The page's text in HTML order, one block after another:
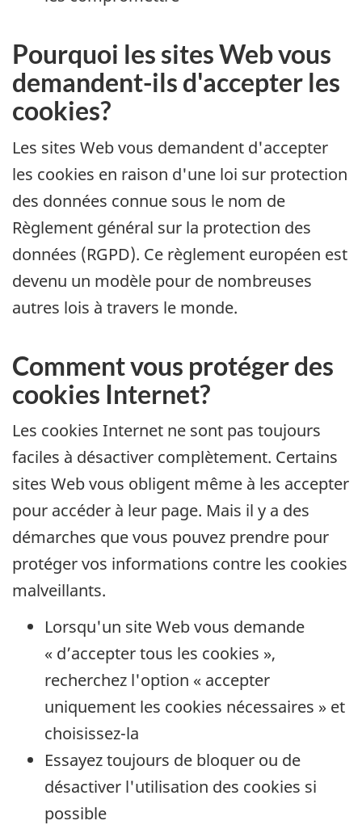
Pourquoi les sites Web vous
demandent-ils d'accepter les
cookies?
Les sites Web vous demandent d'accepter
les cookies en raison d'une loi sur protection
des données connue sous le nom de
Règlement général sur la protection des
données (RGPD). Ce règlement européen est
devenu un modèle pour de nombreuses
autres lois à travers le monde.
Comment vous protéger des
cookies Internet?
Les cookies Internet ne sont pas toujours
faciles à désactiver complètement. Certains
sites Web vous obligent même à les accepter
pour accéder à leur page. Mais il y a des
démarches que vous pouvez prendre pour
protéger vos informations contre les cookies
malveillants.
Lorsqu'un site Web vous demande
« d’accepter tous les cookies »,
recherchez l'option « accepter
uniquement les cookies nécessaires » et
choisissez-la
Essayez toujours de bloquer ou de
désactiver l'utilisation des cookies si
possible